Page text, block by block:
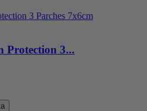
Protection 3...